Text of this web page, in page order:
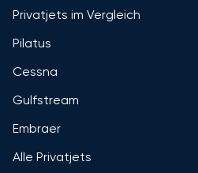
Privatjets im Vergleich
Pilatus
Cessna
Gulfstream
Embraer
Alle Privatjets